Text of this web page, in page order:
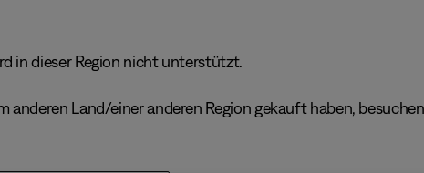
in dieser Region nicht unterstützt.
anderen Land/einer anderen Region gekauft haben,